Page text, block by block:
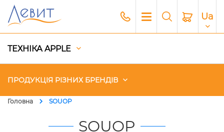
Ua
ТЕХНІКА APPLE
ПРОДУКЦІЯ РІЗНИХ БРЕНДІВ
Головна SOUOP
SOUOP